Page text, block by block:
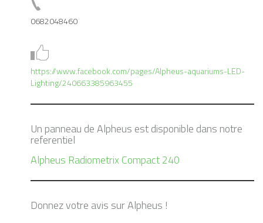
0682048460
https://www.facebook.com/pages/Alpheus-aquariums-LED-
Lighting/240663385963455
Un panneau de Alpheus est disponible dans notre
referentiel
Alpheus Radiometrix Compact 240
Donnez votre avis sur Alpheus !